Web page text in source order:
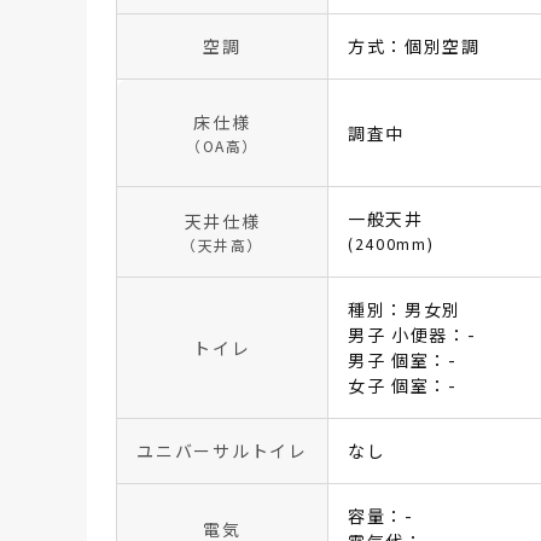
空調 方式：個別空調
床仕様
（OA高）
調査中
天井仕様
（天井高）
一般天井
(2400mm)
トイレ
種別：男女別
男子 小便器：-
男子 個室：-
女子 個室：-
ユニバーサルトイレ なし
電気
容量：-